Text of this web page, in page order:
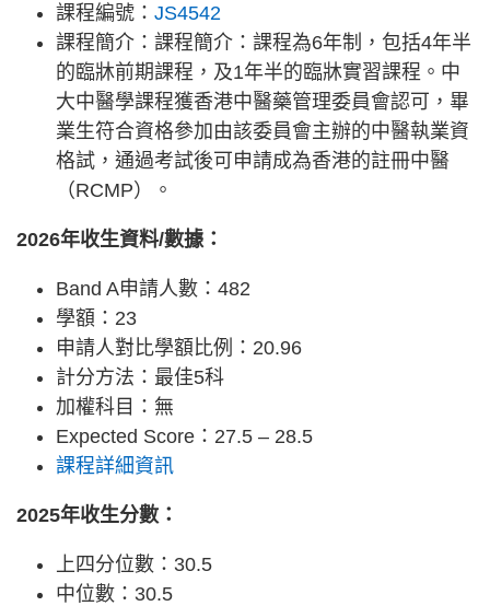
課程編號： JS4542
課程簡介：課程簡介：課程為6年制，包括4年半
的臨牀前期課程，及1年半的臨牀實習課程。中
大中醫學課程獲香港中醫藥管理委員會認可，畢
業生符合資格參加由該委員會主辦的中醫執業資
格試，通過考試後可申請成為香港的註冊中醫
（RCMP）。
2026年收生資料/數據：
Band A申請人數：482
學額：23
申請人對比學額比例：20.96
計分方法：最佳5科
加權科目：無
Expected Score：27.5 – 28.5
課程詳細資訊
2025年收生分數：
上四分位數：30.5
中位數：30.5